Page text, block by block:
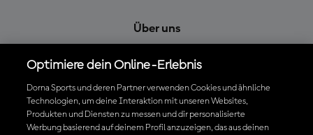
Über uns
Cookie-Richtlinien
Geschäftsbedingungen
Datenschutzrichtlinien
Kaufrichtlinie
Optimiere dein Online-Erlebnis
Dorna Sports und deren Partner verwenden Cookies und ähnliche
Technologien, um deine Interaktion mit unseren Websites,
Produkten und Diensten zu messen und dir personalisierte
Werbung basierend auf deinem Profil anzuzeigen, das aus deinen